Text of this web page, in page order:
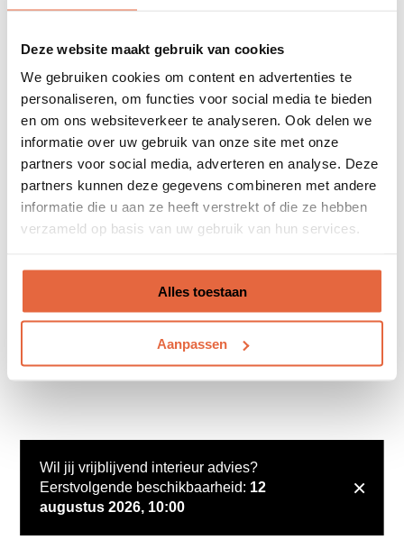
Deze website maakt gebruik van cookies
We gebruiken cookies om content en advertenties te
personaliseren, om functies voor social media te bieden
en om ons websiteverkeer te analyseren. Ook delen we
informatie over uw gebruik van onze site met onze
partners voor social media, adverteren en analyse. Deze
partners kunnen deze gegevens combineren met andere
informatie die u aan ze heeft verstrekt of die ze hebben
verzameld op basis van uw gebruik van hun services.
Alles toestaan
Aanpassen
Wil jij vrijblijvend interieur advies?
Eerstvolgende beschikbaarheid: 12
augustus 2026, 10:00
×